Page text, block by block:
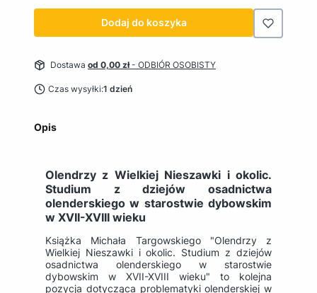
Dodaj do koszyka
Dostawa od 0,00 zł- ODBIÓR OSOBISTY
Czas wysyłki:1 dzień
Opis
Olendrzy z Wielkiej Nieszawki i okolic.
Studium z dziejów osadnictwa
olenderskiego w starostwie dybowskim
w XVII-XVIII wieku
Książka Michała Targowskiego "Olendrzy z
Wielkiej Nieszawki i okolic. Studium z dziejów
osadnictwa olenderskiego w starostwie
dybowskim w XVII-XVIII wieku" to kolejna
pozycja dotycząca problematyki olenderskiej w